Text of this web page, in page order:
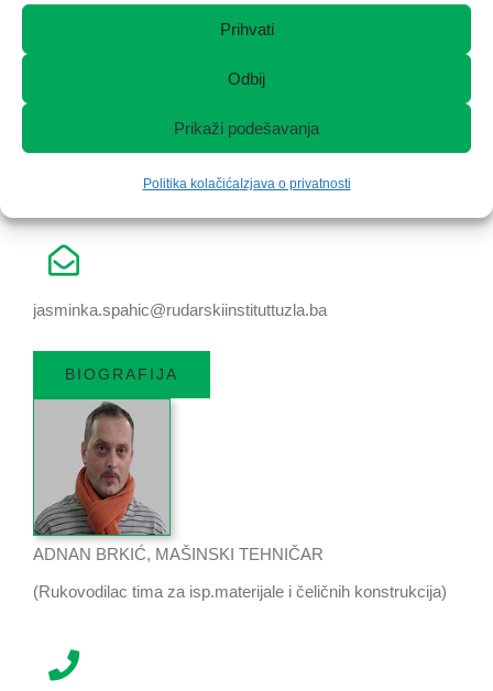
Prihvati
Odbij
Prikaži podešavanja
Politika kolačićaIzjava o privatnosti
+387 61 635 345
jasminka.spahic@rudarskiinstituttuzla.ba
BIOGRAFIJA
ADNAN BRKIĆ, MAŠINSKI TEHNIČAR
(Rukovodilac tima za isp.materijale i čeličnih konstrukcija)